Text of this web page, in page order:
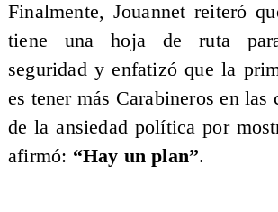
Finalmente, Jouannet reiteró
tiene una hoja de ruta
seguridad y enfatizó que la
es tener más Carabineros en las
de la ansiedad política por
afirmó: “Hay un plan”.